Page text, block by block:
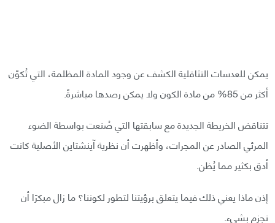
يمكن للعدسات التثاقلية الكشف عن وجود المادة المظلمة، التي تُكوّن
أكثر من 85% من مادة الكون ولا يمكن رصدها مباشرةً.
تتناقض الخريطة الجديدة مع سابقتها التي صُنعت بواسطة الضوء
المرئي الصادر عن المجرات، وأظهرت أن نظرية آينشتاين الأصلية كانت
أدق بكثير مما يُظن.
إذن ماذا يعني ذلك فيما يتعلق برؤيتنا لتطور لكوننا؟ ما زال مبكرًا أن
نجزم بشيء.